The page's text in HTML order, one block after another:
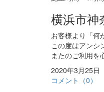
横浜市神
お客様より「何
この度はアンシ
またのご利用を
2020年3月25
コメント（0）